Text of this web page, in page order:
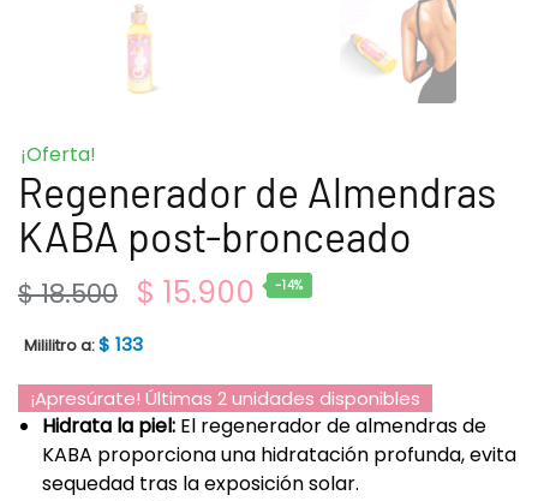
¡Oferta!
Regenerador de Almendras
KABA post-bronceado
$18.500 $ 15.900 -14%
Mililitro a:$ 133
¡Apresúrate! Últimas 2 unidades disponibles
Hidrata la piel: El regenerador de almendras de
KABA proporciona una hidratación profunda, evita
sequedad tras la exposición solar.